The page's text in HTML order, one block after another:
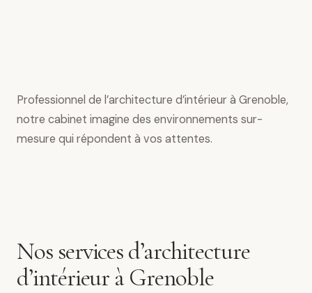
Professionnel de l’architecture d’intérieur à Grenoble,
notre cabinet imagine des environnements sur-
mesure qui répondent à vos attentes.
Nos services d’architecture
d’intérieur à Grenoble